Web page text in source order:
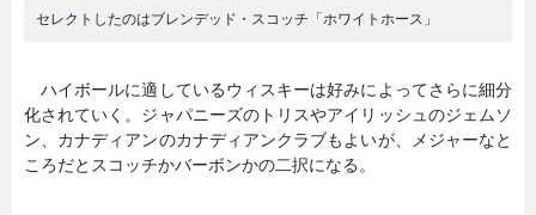
セレクトしたのはブレンデッド・スコッチ「ホワイトホース」
ハイボールに適しているウィスキーは好みによってさらに細分
化されていく。ジャパニーズのトリスやアイリッシュのジェムソ
ン、カナディアンのカナディアンクラブもよいが、メジャーなと
ころだとスコッチかバーボンかの二択になる。